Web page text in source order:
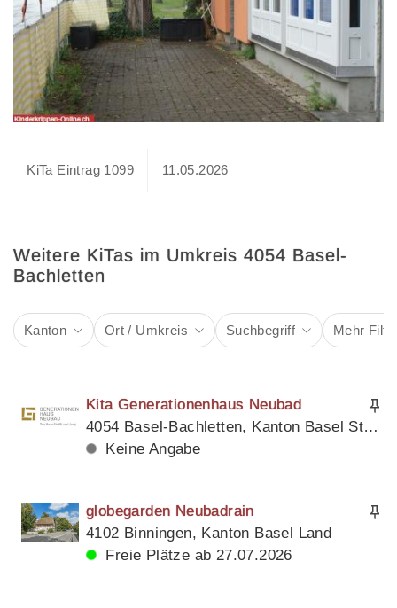
KiTa Eintrag 1099 11.05.2026
Weitere KiTas im Umkreis 4054 Basel-
Bachletten
Kanton Ort / Umkreis Suchbegriff Mehr
Kita Generationenhaus Neubad
4054 Basel-Bachletten, Kanton Basel Stadt
Keine Angabe
globegarden Neubadrain
4102 Binningen, Kanton Basel Land
Freie Plätze ab 27.07.2026